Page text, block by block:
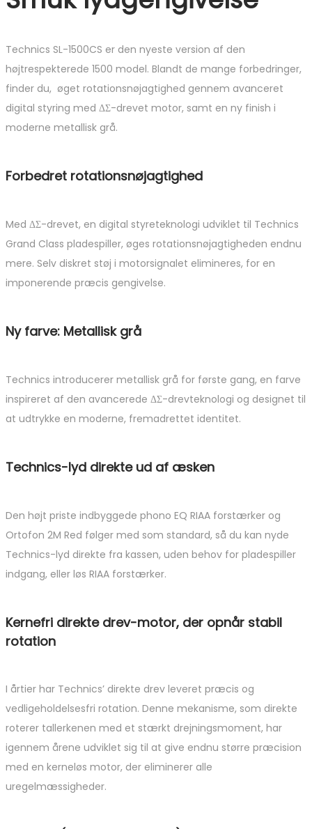
Technics SL-1500CS er den nyeste version af den
højtrespekterede 1500 model. Blandt de mange forbedringer,
finder du, øget rotationsnøjagtighed gennem avanceret
digital styring med ΔΣ-drevet motor, samt en ny finish i
moderne metallisk grå.
Forbedret rotationsnøjagtighed
Med ΔΣ-drevet, en digital styreteknologi udviklet til Technics
Grand Class pladespiller, øges rotationsnøjagtigheden endnu
mere. Selv diskret støj i motorsignalet elimineres, for en
imponerende præcis gengivelse.
Ny farve: Metallisk grå
Technics introducerer metallisk grå for første gang, en farve
inspireret af den avancerede ΔΣ-drevteknologi og designet til
at udtrykke en moderne, fremadrettet identitet.
Technics-lyd direkte ud af æsken
Den højt priste indbyggede phono EQ RIAA forstærker og
Ortofon 2M Red følger med som standard, så du kan nyde
Technics-lyd direkte fra kassen, uden behov for pladespiller
indgang, eller løs RIAA forstærker.
Kernefri direkte drev-motor, der opnår stabil
rotation
I årtier har Technics’ direkte drev leveret præcis og
vedligeholdelsesfri rotation. Denne mekanisme, som direkte
roterer tallerkenen med et stærkt drejningsmoment, har
igennem årene udviklet sig til at give endnu større præcision
med en kerneløs motor, der eliminerer alle
uregelmæssigheder.